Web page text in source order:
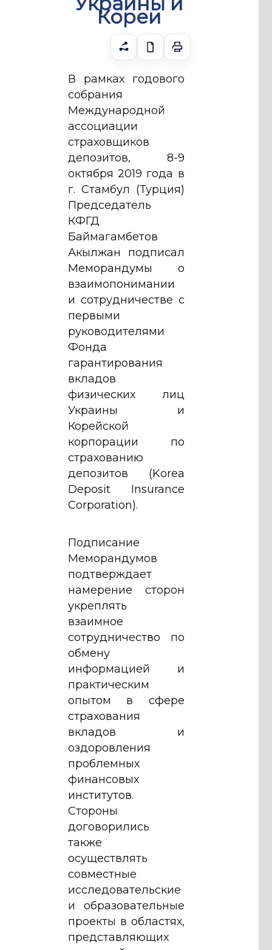
Кореи
В рамках годового
собрания
Международной
ассоциации
страховщиков
депозитов, 8-9
октября 2019 года в
г. Стамбул (Турция)
Председатель
КФГД
Баймагамбетов
Акылжан подписал
Меморандумы о
взаимопонимании
и сотрудничестве с
первыми
руководителями
Фонда
гарантирования
вкладов
физических лиц
Украины и
Корейской
корпорации по
страхованию
депозитов (Korea
Deposit Insurance
Corporation).
Подписание
Меморандумов
подтверждает
намерение сторон
укреплять
взаимное
сотрудничество по
обмену
информацией и
практическим
опытом в сфере
страхования
вкладов и
оздоровления
проблемных
финансовых
институтов.
Стороны
договорились
также
осуществлять
совместные
исследовательские
и образовательные
проекты в областях,
представляющих